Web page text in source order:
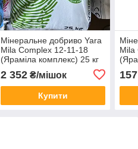
Мінеральне добриво Yara
Mila Complex 12-11-18
(Яраміла комплекс) 25 кг
2 352₴/мішок
Купити
Mila
157